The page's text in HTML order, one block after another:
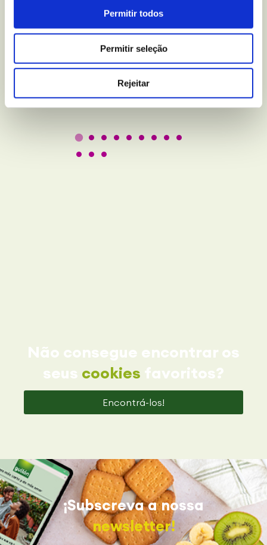
Permitir todos
Permitir seleção
Rejeitar
5 truques para melhorar
a qualidade do seu sono
BEM-ESTAR E LAZER
Não consegue encontrar os
seus cookies favoritos?
Encontrá-los!
¡Subscreva a nossa
newsletter!